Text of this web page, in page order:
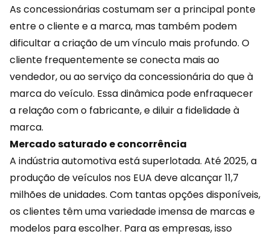
As concessionárias costumam ser a principal ponte
entre o cliente e a marca, mas também podem
dificultar a criação de um vínculo mais profundo. O
cliente frequentemente se conecta mais ao
vendedor, ou ao serviço da concessionária do que à
marca do veículo. Essa dinâmica pode enfraquecer
a relação com o fabricante, e diluir a fidelidade à
marca.
Mercado saturado e concorrência
A indústria automotiva está superlotada. Até 2025, a
produção de veículos nos EUA deve alcançar 11,7
milhões de unidades. Com tantas opções disponíveis,
os clientes têm uma variedade imensa de marcas e
modelos para escolher. Para as empresas, isso